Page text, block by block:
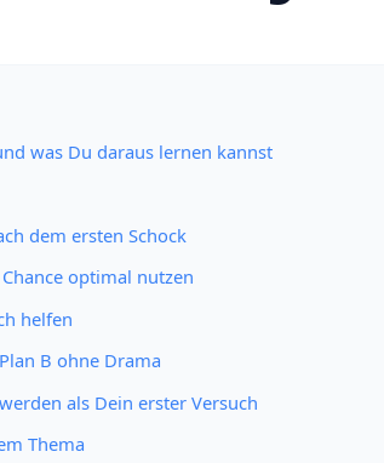
was Du daraus lernen kannst
dem ersten Schock
optimal nutzen
helfen
B ohne Drama
als Dein erster Versuch
Thema